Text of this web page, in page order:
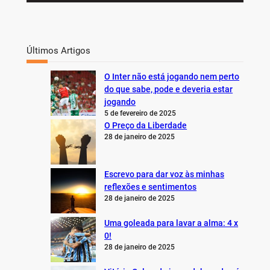
Últimos Artigos
O Inter não está jogando nem perto
do que sabe, pode e deveria estar
jogando
5 de fevereiro de 2025
O Preço da Liberdade
28 de janeiro de 2025
Escrevo para dar voz às minhas
reflexões e sentimentos
28 de janeiro de 2025
Uma goleada para lavar a alma: 4 x
0!
28 de janeiro de 2025